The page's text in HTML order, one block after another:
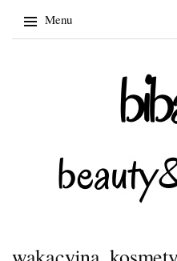
Menu